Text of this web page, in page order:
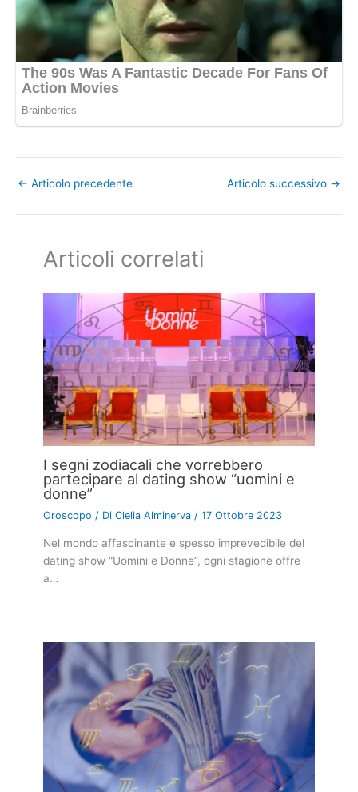
← Articolo precedente Articolo successivo →
Articoli correlati
I segni zodiacali che vorrebbero
partecipare al dating show “uomini e
donne”
Oroscopo / DiClelia Alminerva /17 Ottobre 2023
Nel mondo affascinante e spesso imprevedibile del
dating show “Uomini e Donne”, ogni stagione offre
a…